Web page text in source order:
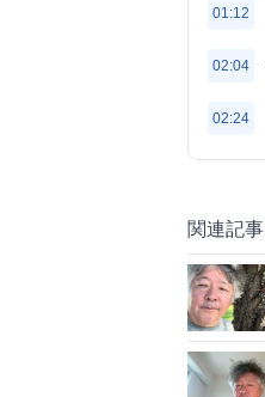
01:12
02:04
02:24
関連記事